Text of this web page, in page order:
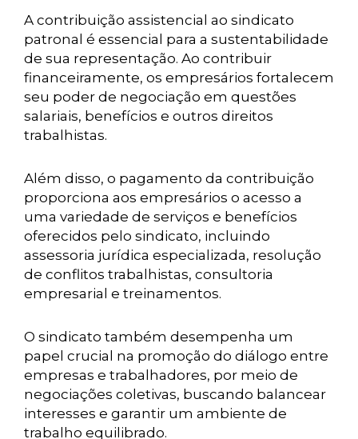
A contribuição assistencial ao sindicato
patronal é essencial para a sustentabilidade
de sua representação. Ao contribuir
financeiramente, os empresários fortalecem
seu poder de negociação em questões
salariais, benefícios e outros direitos
trabalhistas.
Além disso, o pagamento da contribuição
proporciona aos empresários o acesso a
uma variedade de serviços e benefícios
oferecidos pelo sindicato, incluindo
assessoria jurídica especializada, resolução
de conflitos trabalhistas, consultoria
empresarial e treinamentos.
O sindicato também desempenha um
papel crucial na promoção do diálogo entre
empresas e trabalhadores, por meio de
negociações coletivas, buscando balancear
interesses e garantir um ambiente de
trabalho equilibrado.